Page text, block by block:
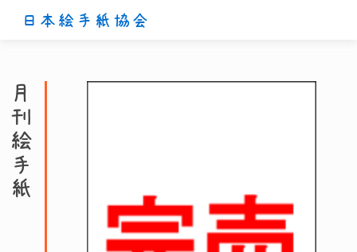
日本絵手紙協会
月刊絵手紙